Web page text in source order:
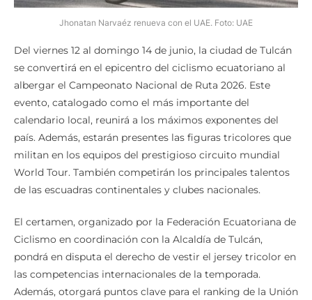
Jhonatan Narvaéz renueva con el UAE. Foto: UAE
Del viernes 12 al domingo 14 de junio, la ciudad de Tulcán
se convertirá en el epicentro del ciclismo ecuatoriano al
albergar el Campeonato Nacional de Ruta 2026. Este
evento, catalogado como el más importante del
calendario local, reunirá a los máximos exponentes del
país. Además, estarán presentes las figuras tricolores que
militan en los equipos del prestigioso circuito mundial
World Tour. También competirán los principales talentos
de las escuadras continentales y clubes nacionales.
El certamen, organizado por la Federación Ecuatoriana de
Ciclismo en coordinación con la Alcaldía de Tulcán,
pondrá en disputa el derecho de vestir el jersey tricolor en
las competencias internacionales de la temporada.
Además, otorgará puntos clave para el ranking de la Unión